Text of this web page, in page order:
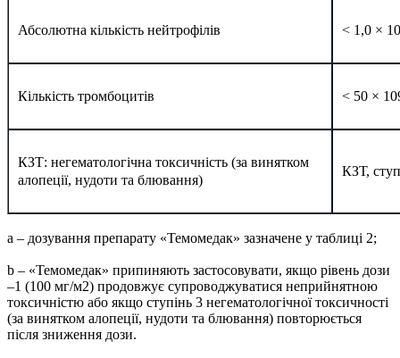
Абсолютна кількість нейтрофілів < 1,0 × 10
Кількість тромбоцитів < 50 × 10
КЗТ: негематологічна токсичність (за винятком
алопеції, нудоти та блювання)
КЗТ,
а – дозування препарату «Темомедак» зазначене у таблиці 2;
b – «Темомедак» припиняють застосовувати, якщо рівень дози
–1 (100 мг/м2) продовжує супроводжуватися неприйнятною
токсичністю або якщо ступінь 3 негематологічної токсичності
(за винятком алопеції, нудоти та блювання) повторюється
після зниження дози.